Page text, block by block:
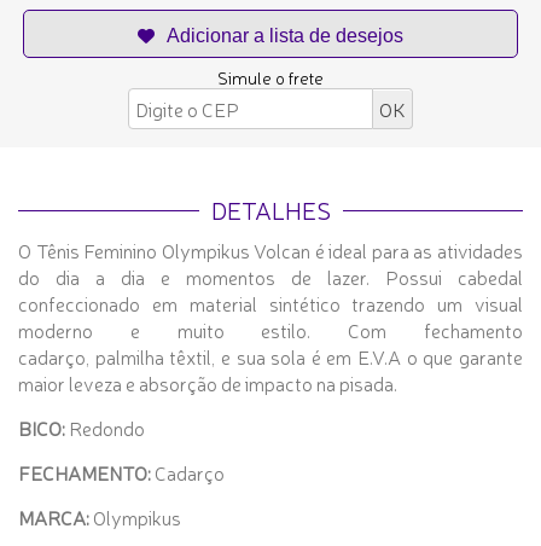
Simule o frete
DETALHES
O Tênis Feminino Olympikus Volcan é ideal para as atividades
do dia a dia e momentos de lazer. Possui cabedal
confeccionado em material sintético trazendo um visual
moderno e muito estilo. Com fechamento
cadarço, palmilha têxtil, e sua sola é em E.V.A o que garante
maior leveza e absorção de impacto na pisada.
BICO: Redondo
FECHAMENTO:Cadarço
MARCA:Olympikus